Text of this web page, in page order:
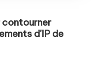
d'IP de